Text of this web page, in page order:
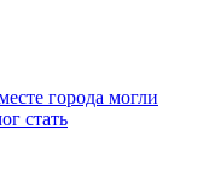
города могли
стать